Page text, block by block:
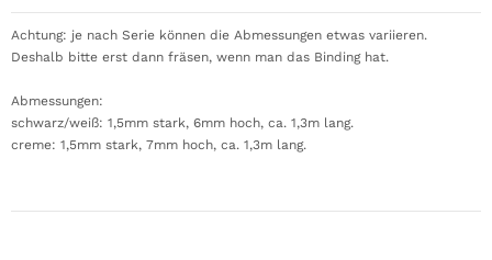
Achtung: je nach Serie können die Abmessungen etwas variieren.
Deshalb bitte erst dann fräsen, wenn man das Binding hat.
Abmessungen:
schwarz/weiß: 1,5mm stark, 6mm hoch, ca. 1,3m lang.
creme: 1,5mm stark, 7mm hoch, ca. 1,3m lang.